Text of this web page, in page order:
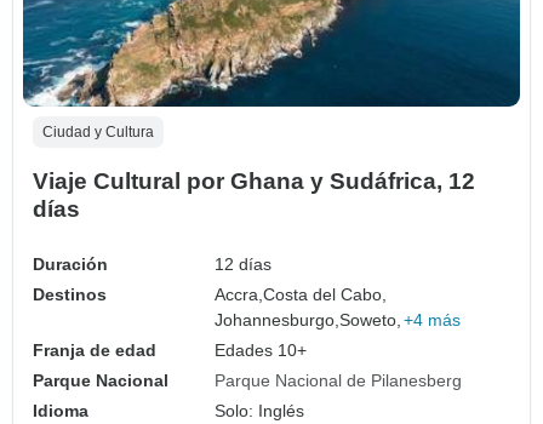
Ciudad y Cultura
Viaje Cultural por Ghana y Sudáfrica, 12
días
Duración
12 días
Destinos
Accra,Costa del Cabo,
Johannesburgo,Soweto, +4 más
Franja de edad
Edades 10+
Parque Nacional
Parque Nacional de Pilanesberg
Idioma
Solo: Inglés